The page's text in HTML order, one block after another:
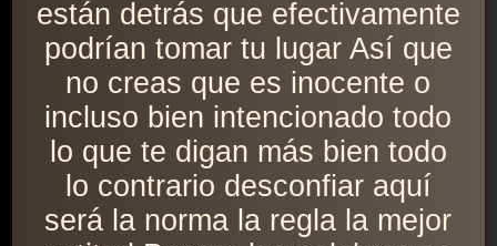
están detrás que efectivamente
podrían tomar tu lugar Así que
no creas que es inocente o
incluso bien intencionado todo
lo que te digan más bien todo
lo contrario desconfiar aquí
será la norma la regla la mejor